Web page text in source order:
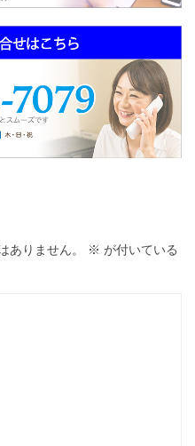
ありません。 ※ が付いている